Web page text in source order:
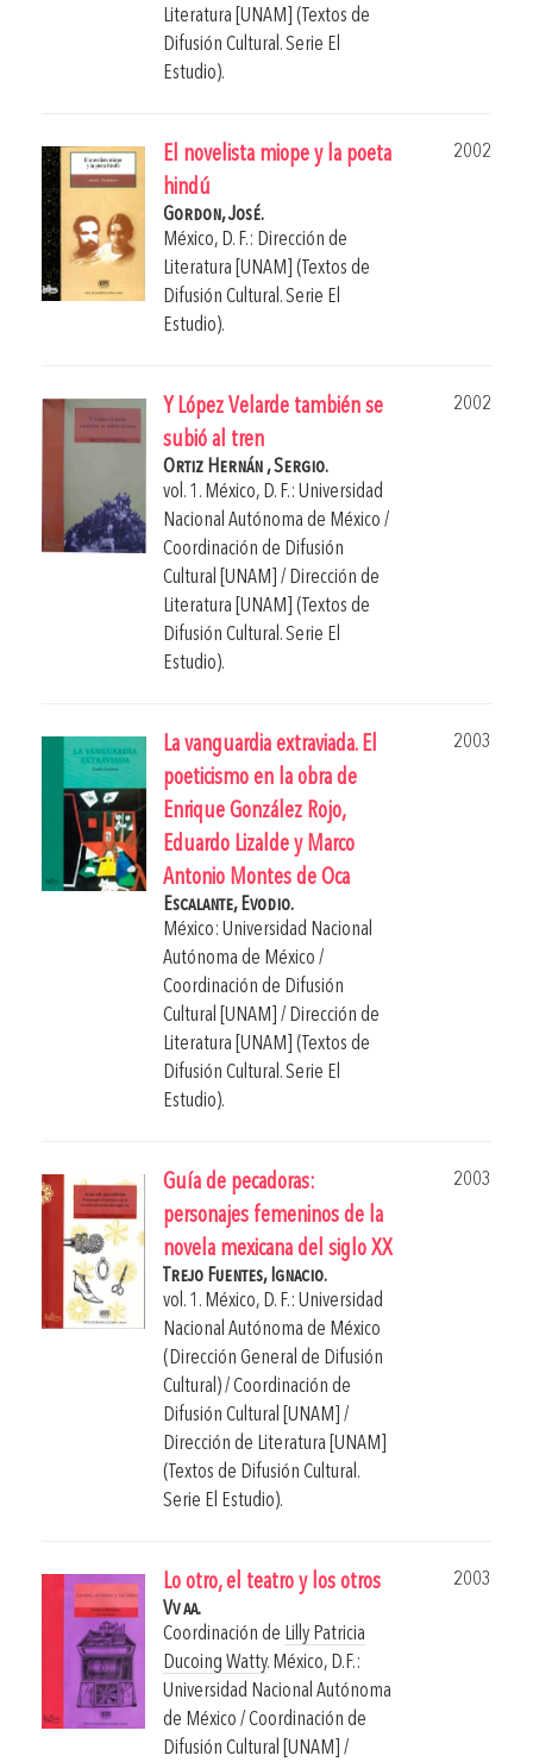
Literatura [UNAM] (Textos de
Difusión Cultural. Serie El
Estudio).
El novelista miope y la poeta
hindú
2002
Gordon, José.
México, D. F.: Dirección de
Literatura [UNAM] (Textos de
Difusión Cultural. Serie El
Estudio).
Y López Velarde también se
subió al tren
2002
Ortiz Hernán , Sergio.
vol. 1. México, D. F.: Universidad
Nacional Autónoma de México /
Coordinación de Difusión
Cultural [UNAM] / Dirección de
Literatura [UNAM] (Textos de
Difusión Cultural. Serie El
Estudio).
La vanguardia extraviada. El
poeticismo en la obra de
Enrique González Rojo,
Eduardo Lizalde y Marco
Antonio Montes de Oca
2003
Escalante, Evodio.
México: Universidad Nacional
Autónoma de México /
Coordinación de Difusión
Cultural [UNAM] / Dirección de
Literatura [UNAM] (Textos de
Difusión Cultural. Serie El
Estudio).
Guía de pecadoras:
personajes femeninos de la
novela mexicana del siglo XX
2003
Trejo Fuentes, Ignacio.
vol. 1. México, D. F.: Universidad
Nacional Autónoma de México
(Dirección General de Difusión
Cultural) / Coordinación de
Difusión Cultural [UNAM] /
Dirección de Literatura [UNAM]
(Textos de Difusión Cultural.
Serie El Estudio).
Lo otro, el teatro y los otros
2003
Vv aa.
Coordinación de Lilly Patricia
Ducoing Watty. México, D.F.:
Universidad Nacional Autónoma
de México / Coordinación de
Difusión Cultural [UNAM] /